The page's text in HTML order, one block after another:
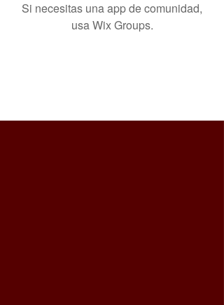
Si necesitas una app de comunidad,
usa Wix Groups.